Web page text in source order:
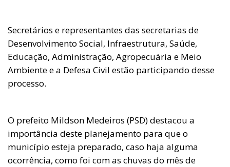
Secretários e representantes das secretarias de
Desenvolvimento Social, Infraestrutura, Saúde,
Educação, Administração, Agropecuária e Meio
Ambiente e a Defesa Civil estão participando desse
processo.
O prefeito Mildson Medeiros (PSD) destacou a
importância deste planejamento para que o
município esteja preparado, caso haja alguma
ocorrência, como foi com as chuvas do mês de